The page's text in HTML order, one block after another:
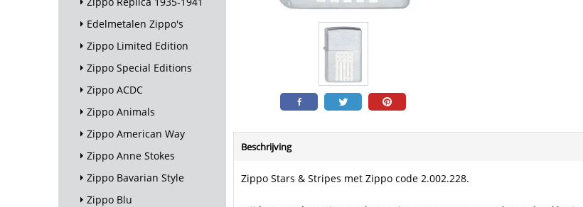
Edelmetalen Zippo's
Zippo Limited Edition
Zippo Special Editions
Zippo ACDC
Zippo Animals
Zippo American Way
Zippo Anne Stokes
Zippo Bavarian Style
Zippo Blu
Beschrijving
Zippo Stars & Stripes met Zippo code 2.002.228.